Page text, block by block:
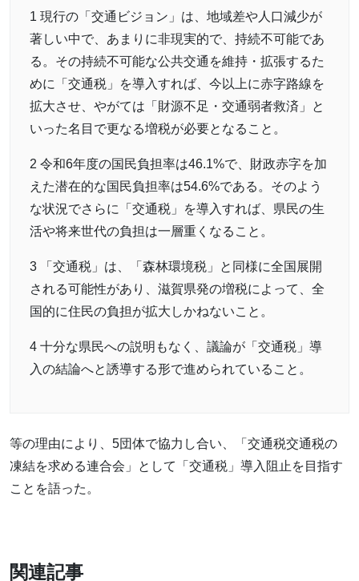
1 現行の「交通ビジョン」は、地域差や人口減少が
著しい中で、あまりに非現実的で、持続不可能であ
る。その持続不可能な公共交通を維持・拡張するた
めに「交通税」を導入すれば、今以上に赤字路線を
拡大させ、やがては「財源不足・交通弱者救済」と
いった名目で更なる増税が必要となること。
2 令和6年度の国民負担率は46.1%で、財政赤字を加
えた潜在的な国民負担率は54.6%である。そのよう
な状況でさらに「交通税」を導入すれば、県民の生
活や将来世代の負担は一層重くなること。
3 「交通税」は、「森林環境税」と同様に全国展開
される可能性があり、滋賀県発の増税によって、全
国的に住民の負担が拡大しかねないこと。
4 十分な県民への説明もなく、議論が「交通税」導
入の結論へと誘導する形で進められていること。
等の理由により、5団体で協力し合い、「交通税交通税の
凍結を求める連合会」として「交通税」導入阻止を目指す
ことを語った。
関連記事